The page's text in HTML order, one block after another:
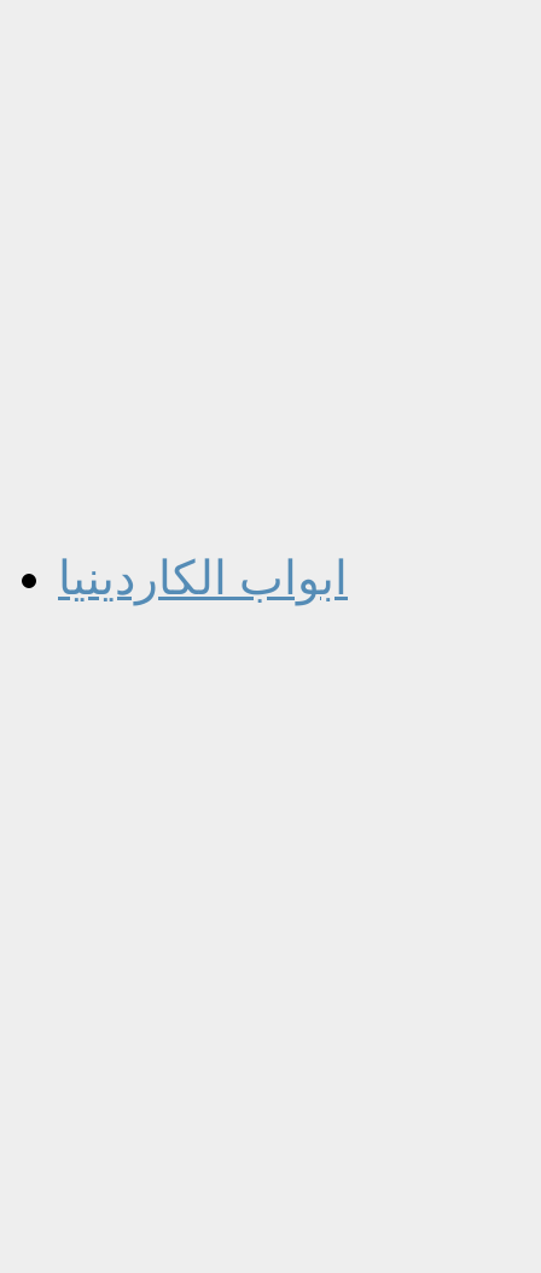
ابواب الكاردينيا